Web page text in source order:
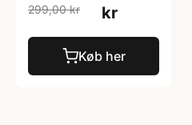
299,00 kr
kr
Køb her